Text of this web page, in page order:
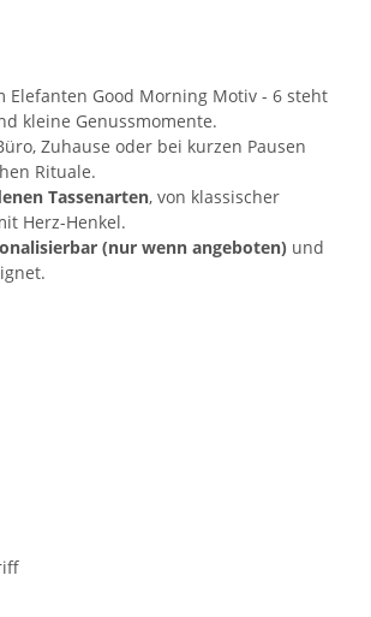
Elefanten Good Morning Motiv - 6 steht
kleine Genussmomente.
Zuhause oder bei kurzen Pausen
Rituale.
Tassenarten, von klassischer
Herz-Henkel.
(nur wenn angeboten) und